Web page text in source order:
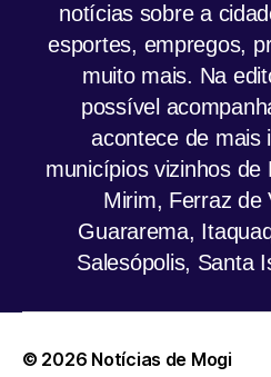
notícias sobre a
esportes, empregos,
muito mais. Na
possível
acontece de mais
municípios vizinhos de
Mirim, Ferraz de
Guararema,
Salesópolis, Santa
© 2026 Notícias de Mogi